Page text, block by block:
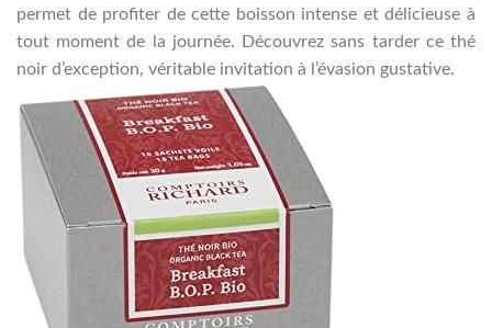
permet de profiter de cette boisson intense et délicieuse à
tout moment de la journée. Découvrez sans tarder ce thé
noir d’exception, véritable invitation à l’évasion gustative.